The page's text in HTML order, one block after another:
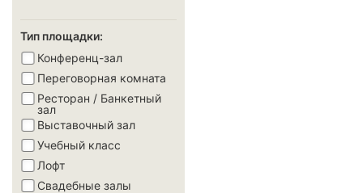
Тип площадки:
Конференц-зал
Переговорная комната
Ресторан / Банкетный
зал
Выставочный зал
Учебный класс
Лофт
Свадебные залы